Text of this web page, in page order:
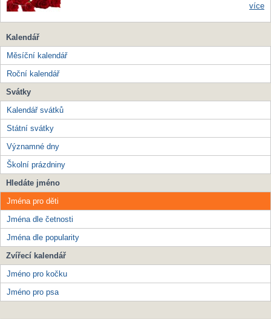
více
Kalendář
Měsíční kalendář
Roční kalendář
Svátky
Kalendář svátků
Státní svátky
Významné dny
Školní prázdniny
Hledáte jméno
Jména pro děti
Jména dle četnosti
Jména dle popularity
Zvířecí kalendář
Jméno pro kočku
Jméno pro psa